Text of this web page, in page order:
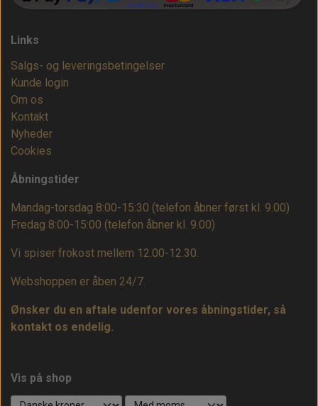
Links
Salgs- og leveringsbetingelser
Kunde login
Om os
Kontakt
Nyheder
Cookies
Åbningstider
Mandag-torsdag 8:00-15:30 (telefon åbner først kl. 9.00)
Fredag 8:00-15:00 (telefon åbner kl. 9.00)
Vi spiser frokost mellem 12.00-12.30.
Webshoppen er åben 24/7.
Ønsker du en aftale udenfor vores åbningstider, så
kontakt os endelig.
Vis på shop